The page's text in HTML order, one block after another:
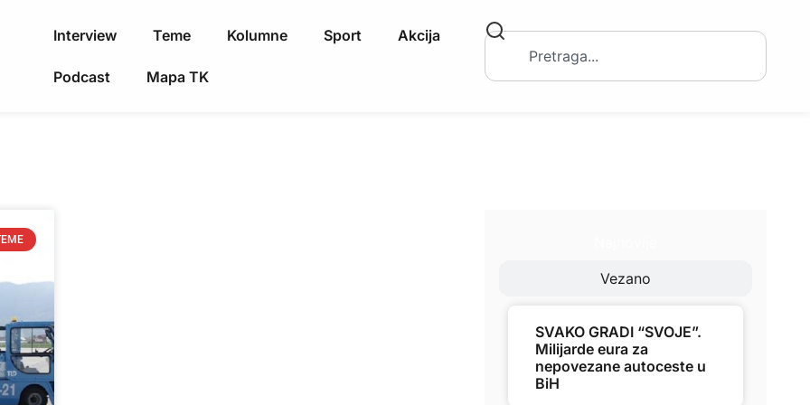
Interview Teme Kolumne Sport Akcija
Podcast Mapa TK
Vezano
SVAKO GRADI “SVOJE”.
Milijarde eura za
nepovezane autoceste u
BiH